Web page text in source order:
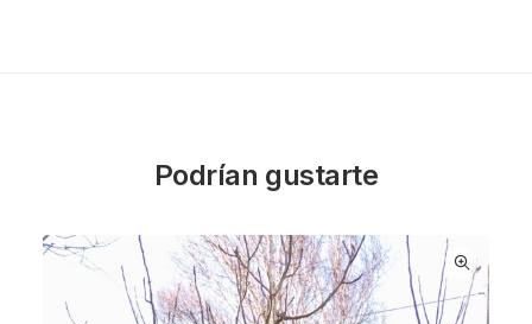
Podrían gustarte